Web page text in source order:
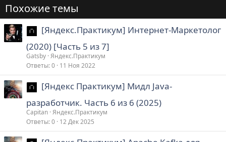
Похожие темы
[Яндекс.Практикум] Интернет-Маркетолог
(2020) [Часть 5 из 7]
Gatsby Яндекс.Практикум
Ответы 0 11 Ноя 2022
[Яндекс Практикум] Мидл Java-
разработчик. Часть 6 из 6 (2025)
Capitan Яндекс.Практикум
Ответы 0 12 Дек 2025